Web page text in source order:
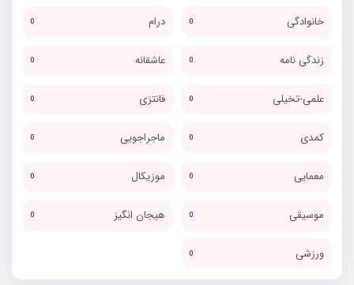
خانوادگی 0 درام 0
زندگی نامه 0 عاشقانه 0
علمی-تخیلی 0 فانتزی 0
کمدی 0 ماجراجویی 0
معمایی 0 موزیکال 0
موسیقی 0 هیجان انگیز 0
ورزشی 0